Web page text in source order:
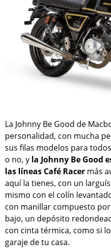
La Johnny Be Good de
personalidad, con mucha
sus filas modelos para
o no, y la Johnny Be Good
las líneas Café Racer más
aquí la tienes, con un
mismo con el colín
con manillar compuesto
bajo, un depósito
con cinta térmica, como si
garaje de tu casa.